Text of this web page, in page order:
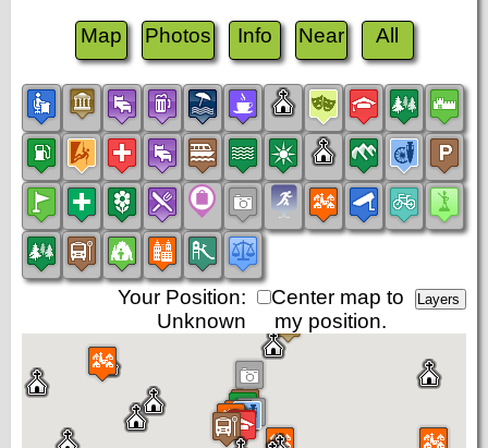
Map Photos Info Near All
Center map to
my position.
Your Position:
Unknown